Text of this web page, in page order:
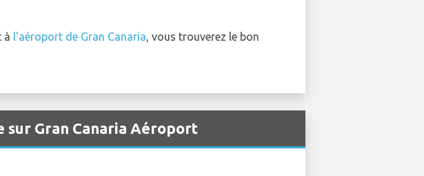
à l'aéroport de Gran Canaria, vous trouverez le bon
sur Gran Canaria Aéroport